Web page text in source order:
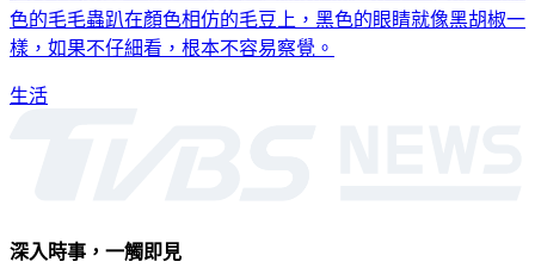
色的毛毛蟲趴在顏色相仿的毛豆上，黑色的眼睛就像黑胡椒一
樣，如果不仔細看，根本不容易察覺。
生活
深入時事，一觸即見